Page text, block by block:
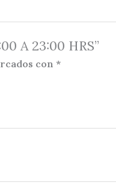
A 23:00 HRS”
con *